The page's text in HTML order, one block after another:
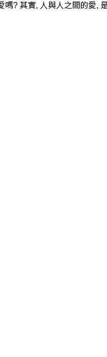
? 其實, 人與人之間的愛,